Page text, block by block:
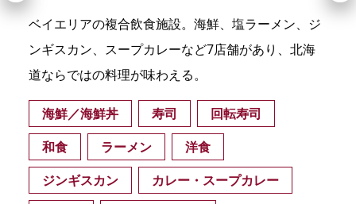
ベイエリアの複合飲食施設。海鮮、塩ラーメン、ジ
ンギスカン、スープカレーなど7店舗があり、北海
道ならではの料理が味わえる。
海鮮／海鮮丼 寿司
回転寿司
和食
ラーメン
洋食
ジンギスカン
カレー・スープカレー